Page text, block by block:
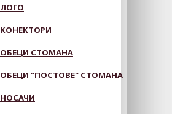
ЛОГО
КОНЕКТОРИ
ОБЕЦИ СТОМАНА
ОБЕЦИ "ПОСТОВЕ" СТОМАНА
НОСАЧИ